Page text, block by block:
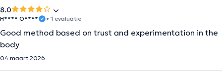
8.0
H**** O**** • 1 evaluatie
Good method based on trust and experimentation in the
body
04 maart 2026